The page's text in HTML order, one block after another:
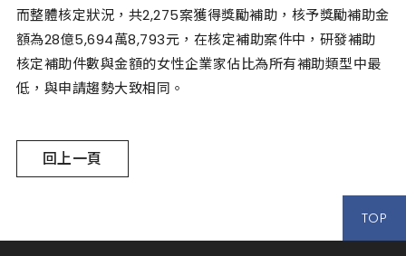
而整體核定狀況，共2,275案獲得獎勵補助，核予獎勵補助金
額為28億5,694萬8,793元，在核定補助案件中，研發補助
核定補助件數與金額的女性企業家佔比為所有補助類型中最
低，與申請趨勢大致相同。
回上一頁
TOP